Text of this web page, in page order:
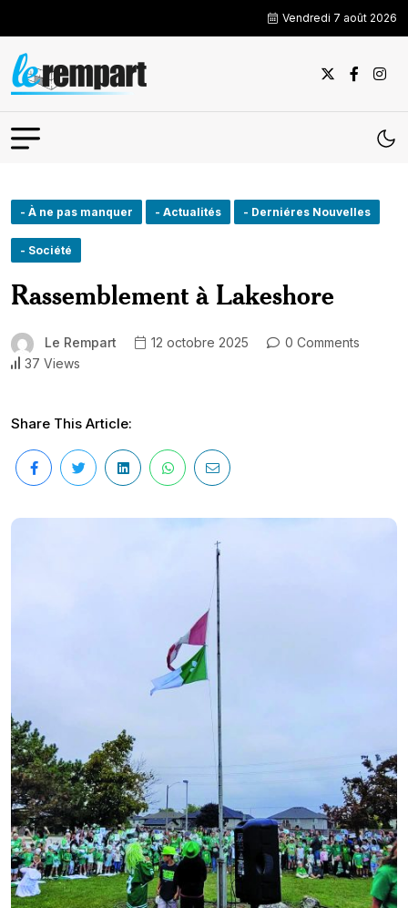
Vendredi 7 août 2026
- À ne pas manquer - Actualités - Derniéres Nouvelles
- Société
Rassemblement à Lakeshore
Le Rempart 12 octobre 2025
0 Comments
37 Views
Share This Article: